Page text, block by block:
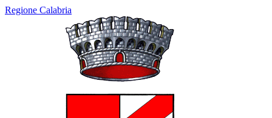
Regione Calabria